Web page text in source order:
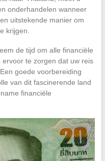
onderhandelen wanneer
uitstekende manier om
krijgen.
de tijd om alle financiële
te zorgen dat uw reis
goede voorbereiding
van dit fascinerende land
financiële